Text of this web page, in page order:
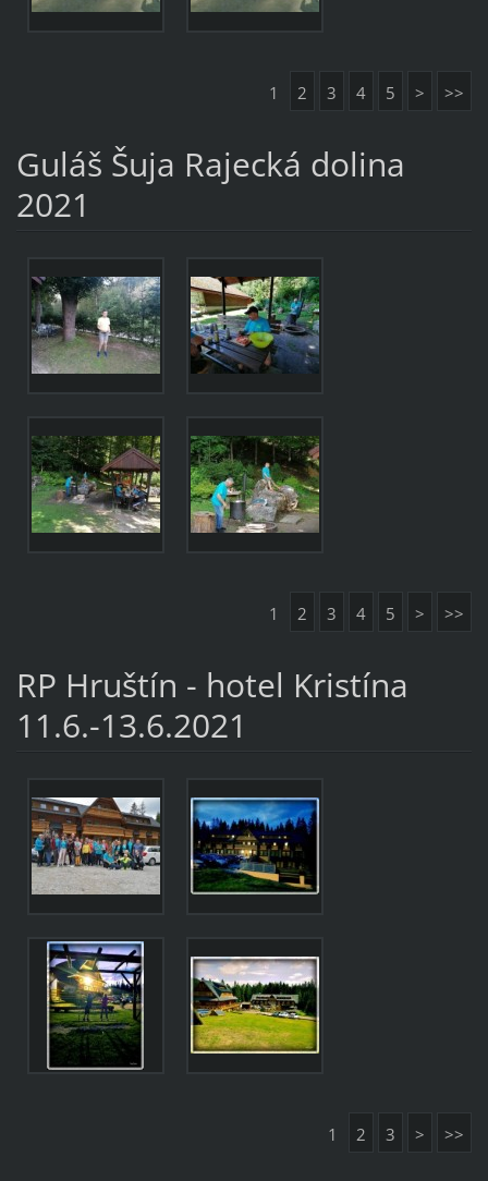
1 2 3 4 5 > >>
Guláš Šuja Rajecká dolina
2021
1 2 3 4 5 > >>
RP Hruštín - hotel Kristína
11.6.-13.6.2021
1 2 3 > >>